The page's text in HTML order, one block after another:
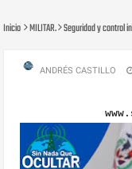
Inicio MILITAR. Seguridad y control
ANDRÉS CASTILLO